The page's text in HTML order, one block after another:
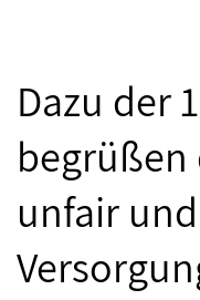
Dazu der
unfair